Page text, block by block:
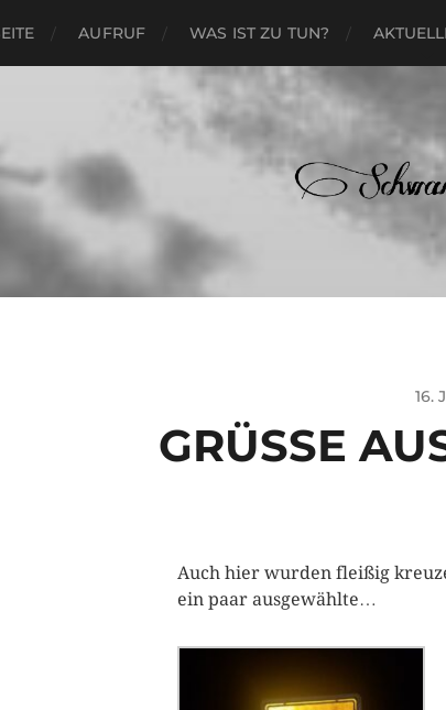
AUFRUF WAS IST ZU TUN?
16.
GRÜSSE
Auch hier wurden fleißig
ein paar ausgewählte…